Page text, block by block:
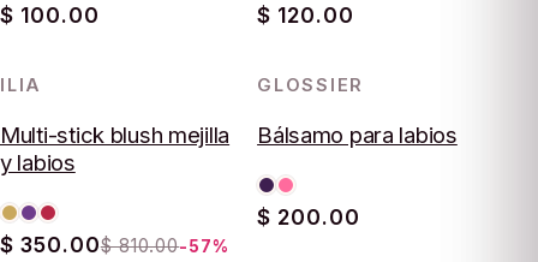
$ 100.00 $ 120.00
-57%
ILIA
Multi-stick blush mejilla
y labios
$ 350.00$ 810.00-57%
GLOSSIER
Bálsamo para labios
$ 200.00